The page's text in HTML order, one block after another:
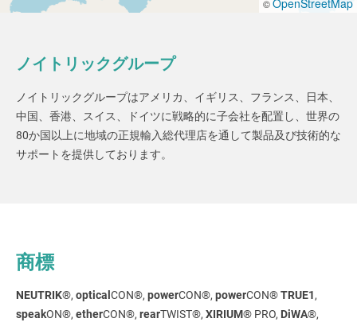
©OpenStreetMap
ノイトリックグループ
ノイトリックグループはアメリカ、イギリス、フランス、日本、
中国、香港、スイス、ドイツに戦略的に子会社を配置し、世界の
80か国以上に地域の正規輸入総代理店を通して製品及び技術的な
サポートを提供しております。
商標
NEUTRIK®, optical CON®, powerCON®, powerCON®TRUE1,
speakON®, etherCON®, rearTWIST®, XIRIUM® PRO, DiWA®,